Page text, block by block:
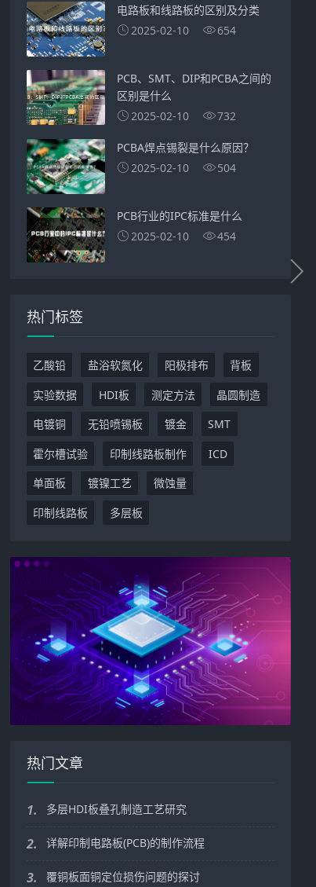
电路板和线路板的区别及分类
2025-02-10
654
PCB、SMT、DIP和PCBA之间的
区别是什么
2025-02-10
732
PCBA焊点锡裂是什么原因？
2025-02-10
504
PCB行业的IPC标准是什么
2025-02-10
454
热门标签
乙酸铅 盐浴软氮化 阳极排布
背板
实验数据
HDI板 测定方法
晶圆制造
电镀铜
无铅喷锡板 镀金
SMT
霍尔槽试验
印制线路板制作
ICD
单面板
镀镍工艺
微蚀量
印制线路板
多层板
热门文章
1. 多层HDI板叠孔制造工艺研究
2. 详解印制电路板(PCB)的制作流程
3. 覆铜板面铜定位损伤问题的探讨